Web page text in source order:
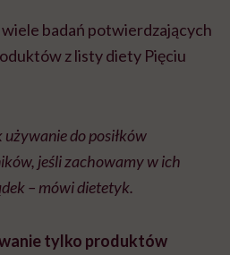
badań potwierdzających
z listy diety Pięciu
do posiłków
jeśli zachowamy w ich
– mówi dietetyk.
tylko produktów